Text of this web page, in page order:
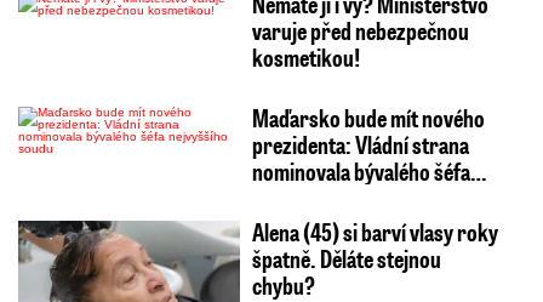
varuje před nebezpečnou
kosmetikou!
Maďarsko bude mít nového
prezidenta: Vládní strana
nominovala bývalého šéfa…
Alena (45) si barví vlasy roky
špatně. Děláte stejnou
chybu?